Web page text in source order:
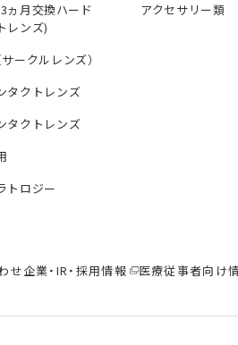
ヵ月交換ハード
レンズ)
ークルレンズ）
タクトレンズ
タクトレンズ
トロジー
アクセサリー類
せ企業・IR・採用情報 医療従事者向け